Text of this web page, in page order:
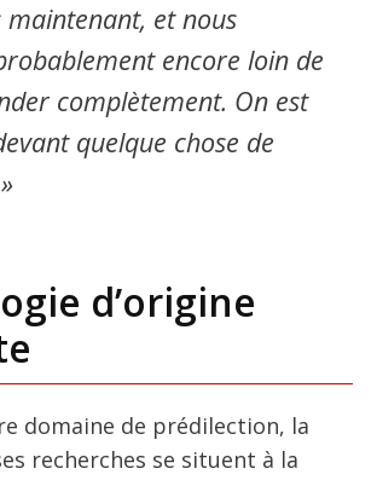
maintenant, et nous
encore loin de
complètement. On est
quelque chose de
d’origine
domaine de prédilection, la
recherches se situent à la